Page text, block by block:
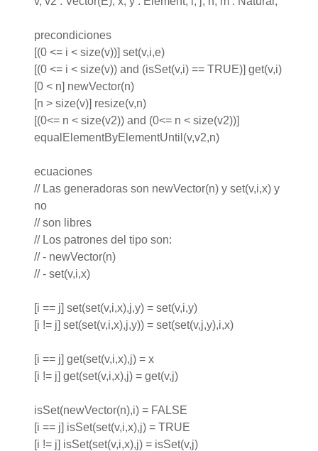
precondiciones
[(0 <= i < size(v))] set(v,i,e)
[(0 <= i < size(v)) and (isSet(v,i) == TRUE)] get(v,i)
[0 < n] newVector(n)
[n > size(v)] resize(v,n)
[(0<= n < size(v2)) and (0<= n < size(v2))]
equalElementByElementUntil(v,v2,n)
ecuaciones
// Las generadoras son newVector(n) y set(v,i,x) y
no
// son libres
// Los patrones del tipo son:
// - newVector(n)
// - set(v,i,x)
[i == j] set(set(v,i,x),j,y) = set(v,i,y)
[i != j] set(set(v,i,x),j,y)) = set(set(v,j,y),i,x)
[i == j] get(set(v,i,x),j) = x
[i != j] get(set(v,i,x),j) = get(v,j)
isSet(newVector(n),i) = FALSE
[i == j] isSet(set(v,i,x),j) = TRUE
[i != j] isSet(set(v,i,x),j) = isSet(v,j)